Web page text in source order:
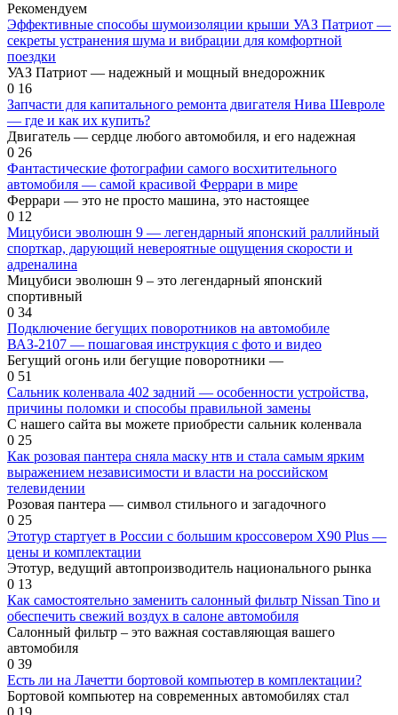
Рекомендуем
Эффективные способы шумоизоляции крыши УАЗ Патриот —
секреты устранения шума и вибрации для комфортной
поездки
УАЗ Патриот — надежный и мощный внедорожник
0 16
Запчасти для капитального ремонта двигателя Нива Шевроле
— где и как их купить?
Двигатель — сердце любого автомобиля, и его надежная
0 26
Фантастические фотографии самого восхитительного
автомобиля — самой красивой Феррари в мире
Феррари — это не просто машина, это настоящее
0 12
Мицубиси эволюшн 9 — легендарный японский раллийный
спорткар, дарующий невероятные ощущения скорости и
адреналина
Мицубиси эволюшн 9 – это легендарный японский
спортивный
0 34
Подключение бегущих поворотников на автомобиле
ВАЗ-2107 — пошаговая инструкция с фото и видео
Бегущий огонь или бегущие поворотники —
0 51
Сальник коленвала 402 задний — особенности устройства,
причины поломки и способы правильной замены
С нашего сайта вы можете приобрести сальник коленвала
0 25
Как розовая пантера сняла маску нтв и стала самым ярким
выражением независимости и власти на российском
телевидении
Розовая пантера — символ стильного и загадочного
0 25
Этотур стартует в России с большим кроссовером Х90 Plus —
цены и комплектации
Этотур, ведущий автопроизводитель национального рынка
0 13
Как самостоятельно заменить салонный фильтр Nissan Tino и
обеспечить свежий воздух в салоне автомобиля
Салонный фильтр – это важная составляющая вашего
автомобиля
0 39
Есть ли на Лачетти бортовой компьютер в комплектации?
Бортовой компьютер на современных автомобилях стал